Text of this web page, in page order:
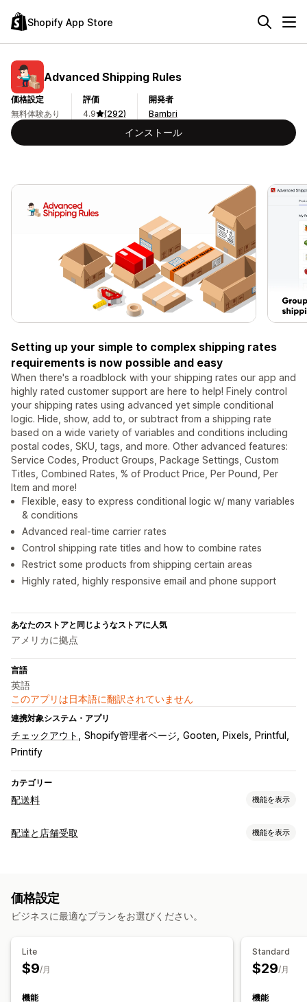
Shopify App Store
Advanced Shipping Rules
価格設定
無料体験あり
評価
4.9
(292)
開発者
Bambri
インストール
Setting up your simple to complex shipping rates
requirements is now possible and easy
When there's a roadblock with your shipping rates our app and
highly rated customer support are here to help! Finely control
your shipping rates using advanced yet simple conditional
logic. Hide, show, add to, or subtract from a shipping rate
based on a wide variety of variables and conditions including
postal codes, SKU, tags, and more. Other advanced features:
Service Codes, Product Groups, Package Settings, Custom
Titles, Combined Rates, % of Product Price, Per Pound, Per
Item and more!
Flexible, easy to express conditional logic w/ many variables
& conditions
Advanced real-time carrier rates
Control shipping rate titles and how to combine rates
Restrict some products from shipping certain areas
Highly rated, highly responsive email and phone support
あなたのストアと同じようなストアに人気
アメリカに拠点
言語
英語
このアプリは日本語に翻訳されていません
連携対象システム・アプリ
チェックアウト Shopify管理者ページ Gooten Pixels
Printful
Printify
カテゴリー
配送料 機能を表示
レート計算
カスタマイズ
私書箱制限
配達日 配達所要時間
名前変更オプション
配達と店舗受取 機能を表示
価格設定
ビジネスに最適なプランをお選びください。
Lite
$9/月
機能
Standard
$29/月
機能